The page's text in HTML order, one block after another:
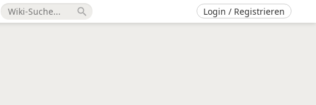
search Login / Registrieren